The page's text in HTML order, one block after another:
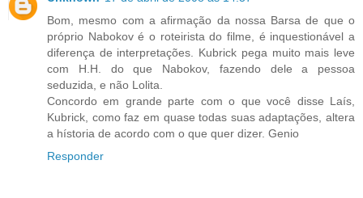
Bom, mesmo com a afirmação da nossa Barsa de que o
próprio Nabokov é o roteirista do filme, é inquestionável a
diferença de interpretações. Kubrick pega muito mais leve
com H.H. do que Nabokov, fazendo dele a pessoa
seduzida, e não Lolita.
Concordo em grande parte com o que você disse Laís,
Kubrick, como faz em quase todas suas adaptações, altera
a hístoria de acordo com o que quer dizer. Genio
Responder